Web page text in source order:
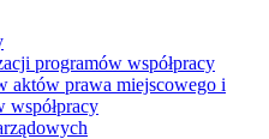
programów współpracy
aktów prawa miejscowego i
współpracy